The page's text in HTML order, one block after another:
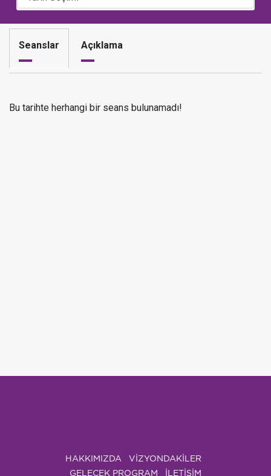
Seanslar Açıklama
Bu tarihte herhangi bir seans bulunamadı!
HAKKIMIZDA
VIZYONDAKILER
GELECEK PROGRAM
İLETİŞİM